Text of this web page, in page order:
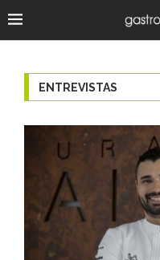
ENTREVISTAS